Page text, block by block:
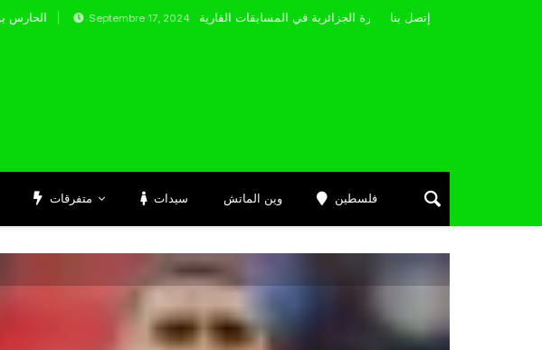
Septembre 17, 2024 إتصل بنا
متفرقات سيدات وين الماتش فلسطين